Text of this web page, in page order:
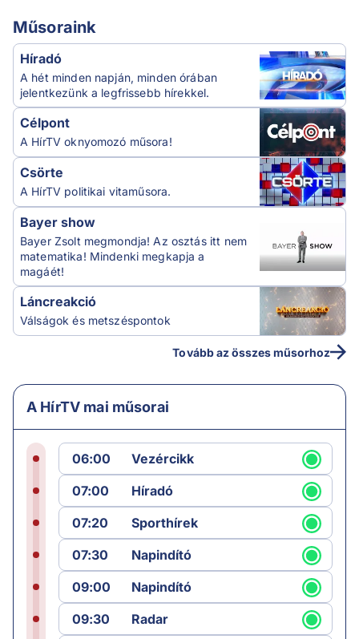
Műsoraink
Híradó
A hét minden napján, minden órában
jelentkezünk a legfrissebb hírekkel.
Célpont
A HírTV oknyomozó műsora!
Csörte
A HírTV politikai vitaműsora.
Bayer show
Bayer Zsolt megmondja! Az osztás itt nem
matematika! Mindenki megkapja a
magáét!
Láncreakció
Válságok és metszéspontok
Tovább az összes műsorhoz
A HírTV mai műsorai
06:00
Vezércikk
07:00
Híradó
07:20
Sporthírek
07:30
Napindító
09:00
Napindító
09:30
Radar